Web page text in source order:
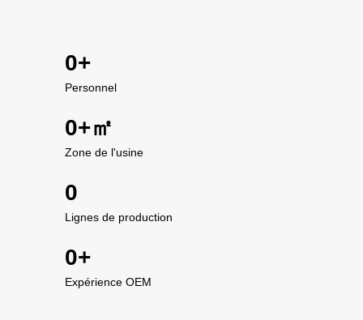
0+
Personnel
0+㎡
Zone de l'usine
0
Lignes de production
0+
Expérience OEM